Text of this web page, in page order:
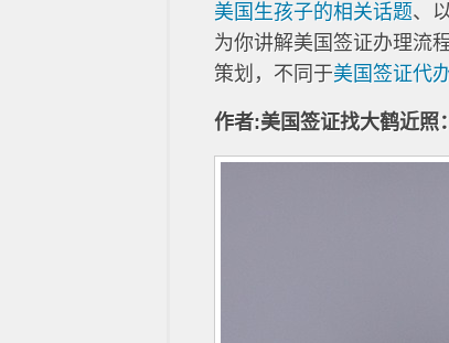
美国生孩子的相关话题、
为你讲解美国签证办理流
策划，不同于美国签证代
作者:美国签证找大鹤近照：